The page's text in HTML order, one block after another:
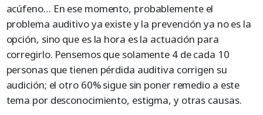
acúfeno… En ese momento, probablemente el
problema auditivo ya existe y la prevención ya no es la
opción, sino que es la hora es la actuación para
corregirlo. Pensemos que solamente 4 de cada 10
personas que tienen pérdida auditiva corrigen su
audición; el otro 60% sigue sin poner remedio a este
tema por desconocimiento, estigma, y otras causas.